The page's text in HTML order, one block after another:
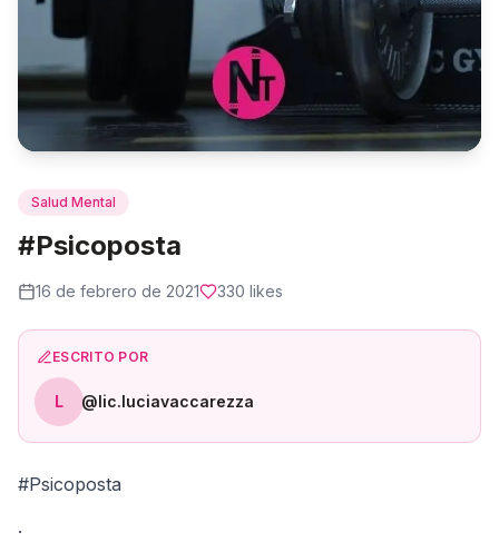
Salud Mental
#Psicoposta
16 de febrero de 2021 330 likes
ESCRITO POR
L @lic.luciavaccarezza
#Psicoposta
.